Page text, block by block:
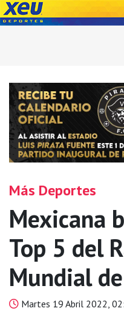
Más Deportes
Mexicana
Top 5 del
Mundial
Martes 19 Abril 2022,